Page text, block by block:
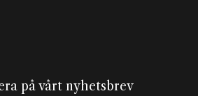
på vårt nyhetsbrev